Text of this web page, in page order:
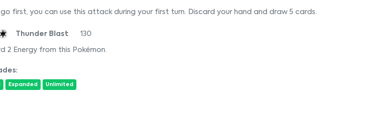
go first, you can use this attack during your first turn. Discard your hand and draw 5 cards.
Thunder Blast 130
2 Energy from this Pokémon.
Expanded Unlimited